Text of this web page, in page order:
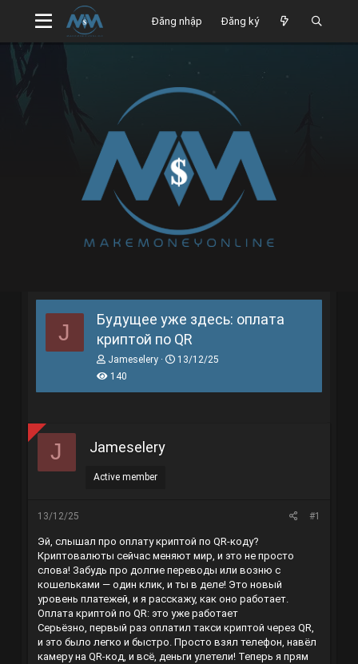
Đăng nhập Đăng ký
Будущее уже здесь: оплата
криптой по QR
J
T
h
t
r
Jameselery
N13/12/25
140
J Jameselery
Active member
13/12/25 #1
Эй, слышал про оплату криптой по QR-коду?
Криптовалюты сейчас меняют мир, и это не просто
слова! Забудь про долгие переводы или возню с
кошельками — один клик, и ты в деле! Это новый
уровень платежей, и я расскажу, как оно работает.
Оплата криптой по QR: это уже работает
Серьёзно, первый раз оплатил такси криптой через QR,
и это было легко и быстро. Просто взял телефон, навёл
камеру на QR-код, и всё, деньги улетели! Теперь я прям